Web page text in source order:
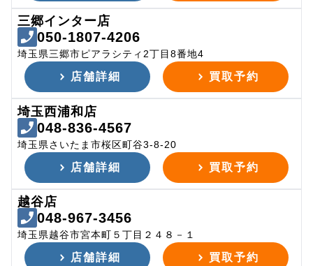
三郷インター店
050-1807-4206
埼玉県三郷市ピアラシティ2丁目8番地4
店舗詳細 買取予約
埼玉西浦和店
048-836-4567
埼玉県さいたま市桜区町谷3-8-20
店舗詳細 買取予約
越谷店
048-967-3456
埼玉県越谷市宮本町５丁目２４８－１
店舗詳細 買取予約